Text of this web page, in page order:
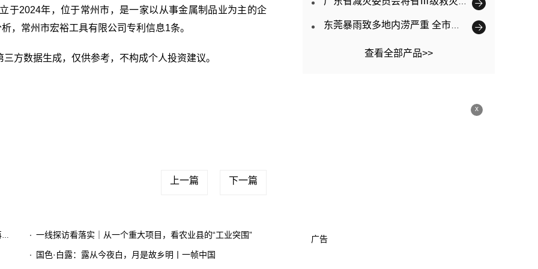
于2024年，位于常州市，是一家以从事金属制品业为主的企
，常州市宏裕工具有限公司专利信息1条。
方数据生成，仅供参考，不构成个人投资建议。
上一篇 下一篇
一线探访看落实｜从一个重大项目，看农业县的“工业突围”
国色·白露：露从今夜白，月是故乡明丨一帧中国
东莞暴雨致多地内涝严重 全市已转移3563人
查看全部产品>>
x
广告